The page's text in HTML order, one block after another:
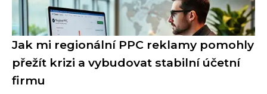
Jak mi regionální PPC reklamy pomohly
přežít krizi a vybudovat stabilní účetní
firmu